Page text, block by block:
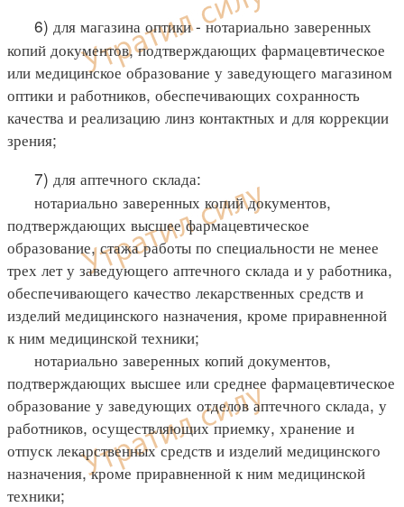
6) для магазина оптики - нотариально заверенных
копий документов, подтверждающих фармацевтическое
или медицинское образование у заведующего магазином
оптики и работников, обеспечивающих сохранность
качества и реализацию линз контактных и для коррекции
зрения;
7) для аптечного склада:
нотариально заверенных копий документов,
подтверждающих высшее фармацевтическое
образование, стажа работы по специальности не менее
трех лет у заведующего аптечного склада и у работника,
обеспечивающего качество лекарственных средств и
изделий медицинского назначения, кроме приравненной
к ним медицинской техники;
нотариально заверенных копий документов,
подтверждающих высшее или среднее фармацевтическое
образование у заведующих отделов аптечного склада, у
работников, осуществляющих приемку, хранение и
отпуск лекарственных средств и изделий медицинского
назначения, кроме приравненной к ним медицинской
техники;